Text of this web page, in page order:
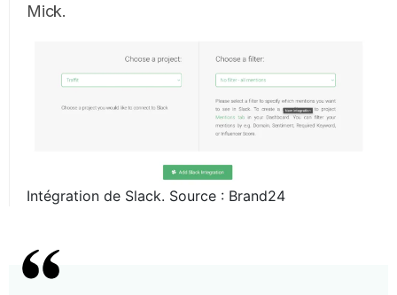
Mick.
Intégration de Slack. Source : Brand24